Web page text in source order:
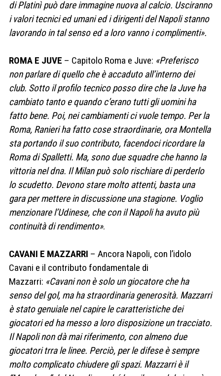
di Platinì può dare immagine nuova al calcio. Usciranno
i valori tecnici ed umani ed i dirigenti del Napoli stanno
lavorando in tal senso ed a loro vanno i complimenti».
ROMA E JUVE – Capitolo Roma e Juve: «Preferisco
non parlare di quello che è accaduto all’interno dei
club. Sotto il profilo tecnico posso dire che la Juve ha
cambiato tanto e quando c’erano tutti gli uomini ha
fatto bene. Poi, nei cambiamenti ci vuole tempo. Per la
Roma, Ranieri ha fatto cose straordinarie, ora Montella
sta portando il suo contributo, facendoci ricordare la
Roma di Spalletti. Ma, sono due squadre che hanno la
vittoria nel dna. Il Milan può solo rischiare di perderlo
lo scudetto. Devono stare molto attenti, basta una
gara per mettere in discussione una stagione. Voglio
menzionare l’Udinese, che con il Napoli ha avuto più
continuità di rendimento».
CAVANI E MAZZARRI – Ancora Napoli, con l’idolo
Cavani e il contributo fondamentale di
Mazzarri: «Cavani non è solo un giocatore che ha
senso del gol, ma ha straordinaria generosità. Mazzarri
è stato genuiale nel capire le caratteristiche dei
giocatori ed ha messo a loro disposizione un tracciato.
Il Napoli non dà mai riferimento, con almeno due
giocatori trra le linee. Perciò, per le difese è sempre
molto complicato chiudere gli spazi. Mazzarri è il